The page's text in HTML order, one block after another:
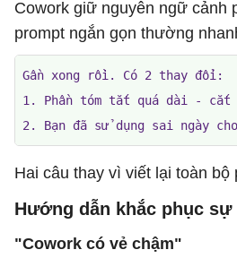
Cowork giữ nguyên ngữ cảnh
prompt ngắn gọn thường
Gần xong rồi. Có 2 thay đổi:
1. Phần tóm tắt quá dài - cắt
2. Bạn đã sử dụng sai ngày
Hai câu thay vì viết lại toàn bộ
Hướng dẫn khắc phục sự
"Cowork có vẻ chậm"